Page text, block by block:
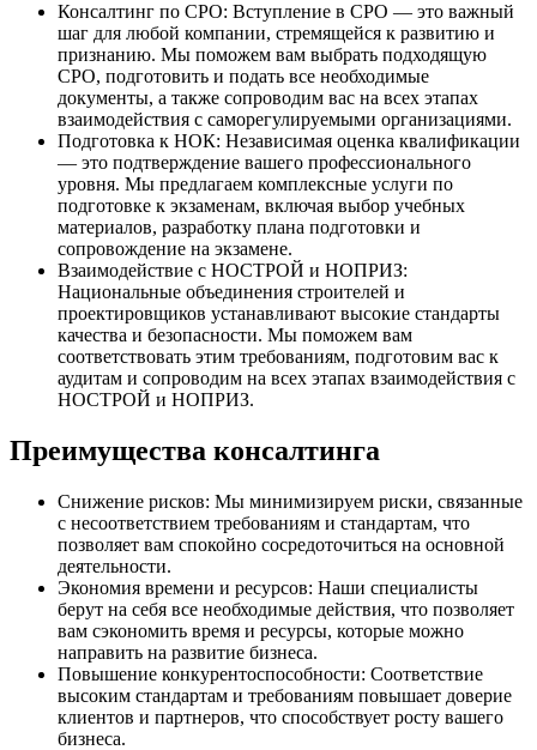
Консалтинг по СРО: Вступление в СРО — это важный
шаг для любой компании, стремящейся к развитию и
признанию. Мы поможем вам выбрать подходящую
СРО, подготовить и подать все необходимые
документы, а также сопроводим вас на всех этапах
взаимодействия с саморегулируемыми организациями.
Подготовка к НОК: Независимая оценка квалификации
— это подтверждение вашего профессионального
уровня. Мы предлагаем комплексные услуги по
подготовке к экзаменам, включая выбор учебных
материалов, разработку плана подготовки и
сопровождение на экзамене.
Взаимодействие с НОСТРОЙ и НОПРИЗ:
Национальные объединения строителей и
проектировщиков устанавливают высокие стандарты
качества и безопасности. Мы поможем вам
соответствовать этим требованиям, подготовим вас к
аудитам и сопроводим на всех этапах взаимодействия с
НОСТРОЙ и НОПРИЗ.
Преимущества консалтинга
Снижение рисков: Мы минимизируем риски, связанные
с несоответствием требованиям и стандартам, что
позволяет вам спокойно сосредоточиться на основной
деятельности.
Экономия времени и ресурсов: Наши специалисты
берут на себя все необходимые действия, что позволяет
вам сэкономить время и ресурсы, которые можно
направить на развитие бизнеса.
Повышение конкурентоспособности: Соответствие
высоким стандартам и требованиям повышает доверие
клиентов и партнеров, что способствует росту вашего
бизнеса.